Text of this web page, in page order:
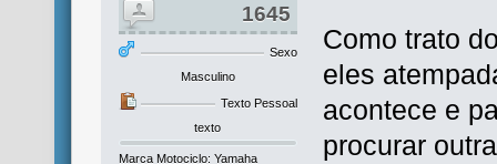
1645
Sexo
Masculino
Texto Pessoal
texto
Marca Motociclo: Yamaha
Como trato
eles
acontece e
procurar